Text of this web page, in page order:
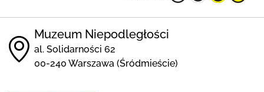
Muzeum Niepodległości
al. Solidarności 62
00-240 Warszawa (Śródmieście)